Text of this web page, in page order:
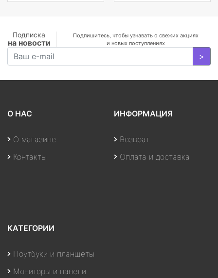
Подписка
на новости
Подпишитесь, чтобы узнавать о свежих акциях
и новых поступлениях
>
О НАС
О магазине
Контакты
ИНФОРМАЦИЯ
Возврат
Оплата и доставка
КАТЕГОРИИ
Ноутбуки и планшеты
Мониторы и панели